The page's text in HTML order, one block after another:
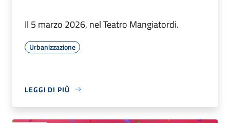
Il 5 marzo 2026, nel Teatro Mangiatordi.
Urbanizzazione
LEGGI DI PIÙ